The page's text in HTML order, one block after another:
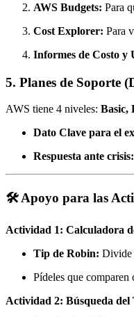
AWS Budgets: Para
Cost Explorer: Para
Informes de Costo y
5. Planes de Soporte
AWS tiene 4 niveles: Basic,
Dato Clave para el
Respuesta ante crisis:
🛠️ Apoyo para las
Actividad 1: Calculadora
Tip de Robin: Divide
Pídeles que comparen
Actividad 2: Búsqueda del